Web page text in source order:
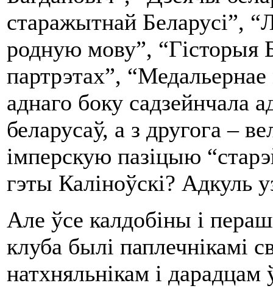
старажытнай Беларусі”,
родную мову”, “Гісторыя
партрэтах”,
аднаго боку садзейнчала
беларусаў, а з другога –
імперскую пазіцыю
гэты Каліноўскі? Адкуль
Але ўсе калдобіны і
клуба былі паплечнікамі
натхняльнікам і дарадцам